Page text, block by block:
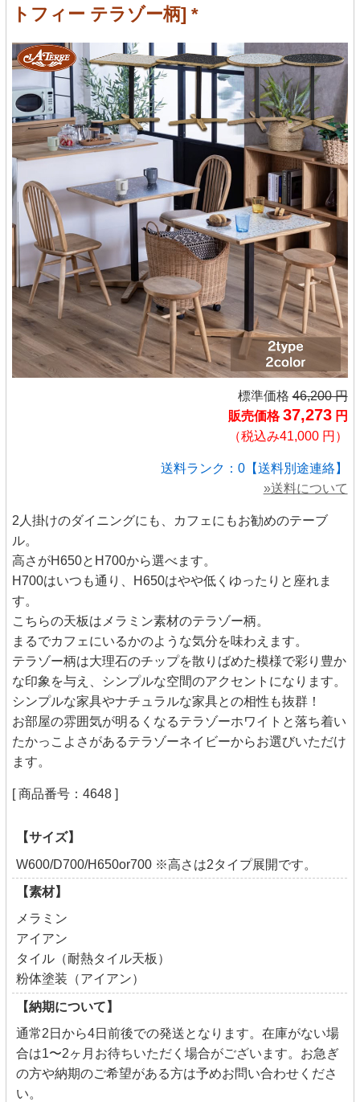
トフィー テラゾー柄] *
標準価格46,200 円
販売価格37,273円
（税込み41,000 円）
送料ランク：0【送料別途連絡】
»送料について
2人掛けのダイニングにも、カフェにもお勧めのテーブ
ル。
高さがH650とH700から選べます。
H700はいつも通り、H650はやや低くゆったりと座れま
す。
こちらの天板はメラミン素材のテラゾー柄。
まるでカフェにいるかのような気分を味わえます。
テラゾー柄は大理石のチップを散りばめた模様で彩り豊か
な印象を与え、シンプルな空間のアクセントになります。
シンプルな家具やナチュラルな家具との相性も抜群！
お部屋の雰囲気が明るくなるテラゾーホワイトと落ち着い
たかっこよさがあるテラゾーネイビーからお選びいただけ
ます。
[ 商品番号：4648 ]
【サイズ】
W600/D700/H650or700 ※高さは2タイプ展開です。
【素材】
メラミン
アイアン
タイル（耐熱タイル天板）
粉体塗装（アイアン）
【納期について】
通常2日から4日前後での発送となります。在庫がない場
合は1〜2ヶ月お待ちいただく場合がございます。お急ぎ
の方や納期のご希望がある方は予めお問い合わせくださ
い。